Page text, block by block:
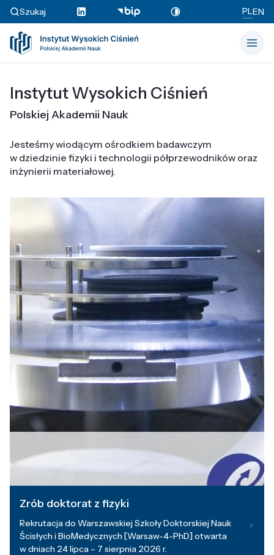
Szukaj PLEN
Instytut Wysokich Ciśnień
Polskiej Akademii Nauk
Jesteśmy wiodącym ośrodkiem badawczym
w dziedzinie fizyki i technologii półprzewodników oraz
inżynierii materiałowej.
Zrób doktorat z fizyki
Rekrutacja do Warszawskiej Szkoły Doktorskiej Nauk
Ścisłych i BioMedycznych [Warsaw-4-PhD] otwarta
w dniach 24 lipca – 7 sierpnia 2026 r.